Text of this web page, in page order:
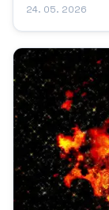
24. 05. 2026